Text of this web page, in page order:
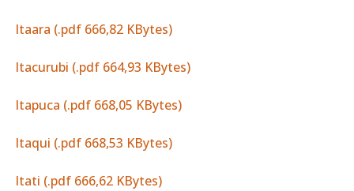
Itaara (.pdf 666,82 KBytes)
Itacurubi (.pdf 664,93 KBytes)
Itapuca (.pdf 668,05 KBytes)
Itaqui (.pdf 668,53 KBytes)
Itati (.pdf 666,62 KBytes)